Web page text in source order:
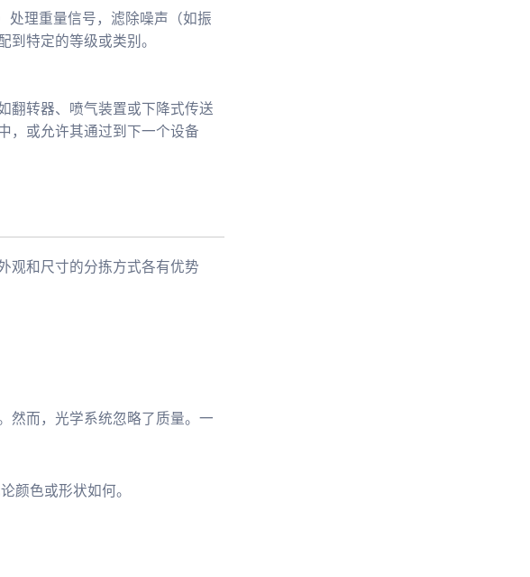
处理重量信号，滤除噪声（如振
到特定的等级或类别。
翻转器、喷气装置或下降式传送
，或允许其通过到下一个设备
观和尺寸的分拣方式各有优势
然而，光学系统忽略了质量。一
颜色或形状如何。